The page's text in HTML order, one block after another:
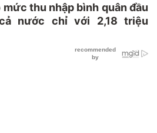
thu nhập bình quân đầu
nước chỉ với 2,18 triệu